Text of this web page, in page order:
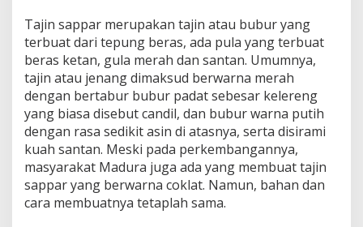
Tajin sappar merupakan tajin atau bubur yang
terbuat dari tepung beras, ada pula yang terbuat
beras ketan, gula merah dan santan. Umumnya,
tajin atau jenang dimaksud berwarna merah
dengan bertabur bubur padat sebesar kelereng
yang biasa disebut candil, dan bubur warna putih
dengan rasa sedikit asin di atasnya, serta disirami
kuah santan. Meski pada perkembangannya,
masyarakat Madura juga ada yang membuat tajin
sappar yang berwarna coklat. Namun, bahan dan
cara membuatnya tetaplah sama.